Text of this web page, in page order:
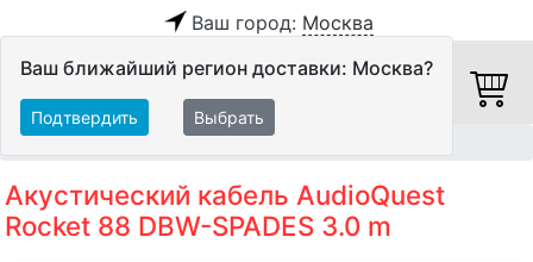
Ваш город: Москва
Ваш ближайший регион доставки: Москва?
Подтвердить Выбрать
Акустический кабель AudioQuest
Rocket 88 DBW-SPADES 3.0 m